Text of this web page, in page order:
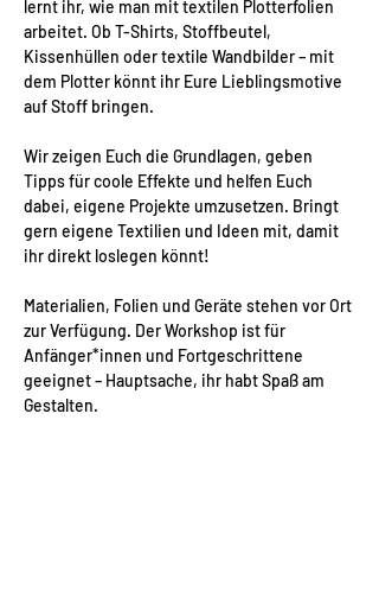
lernt ihr, wie man mit textilen Plotterfolien
arbeitet. Ob T-Shirts, Stoffbeutel,
Kissenhüllen oder textile Wandbilder – mit
dem Plotter könnt ihr Eure Lieblingsmotive
auf Stoff bringen.
Wir zeigen Euch die Grundlagen, geben
Tipps für coole Effekte und helfen Euch
dabei, eigene Projekte umzusetzen. Bringt
gern eigene Textilien und Ideen mit, damit
ihr direkt loslegen könnt!
Materialien, Folien und Geräte stehen vor Ort
zur Verfügung. Der Workshop ist für
Anfänger*innen und Fortgeschrittene
geeignet – Hauptsache, ihr habt Spaß am
Gestalten.